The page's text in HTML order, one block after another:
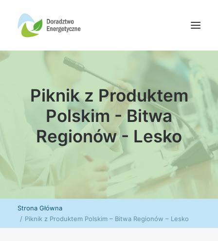
Aktualności
Wydarzenia
Oferta finansowania
Wiedza
Wyszukiwanie
Piknik z Produktem
Polskim - Bitwa
Regionów - Lesko
Strona Główna
Piknik z Produktem Polskim – Bitwa Regionów – Lesko